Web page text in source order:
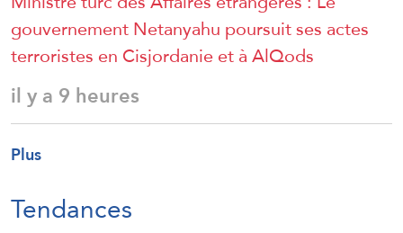
gouvernement Netanyahu poursuit ses actes
terroristes en Cisjordanie et à AlQods
il y a 9 heures
Plus
Tendances